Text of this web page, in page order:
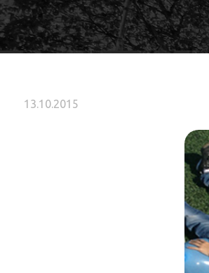
13.10.2015